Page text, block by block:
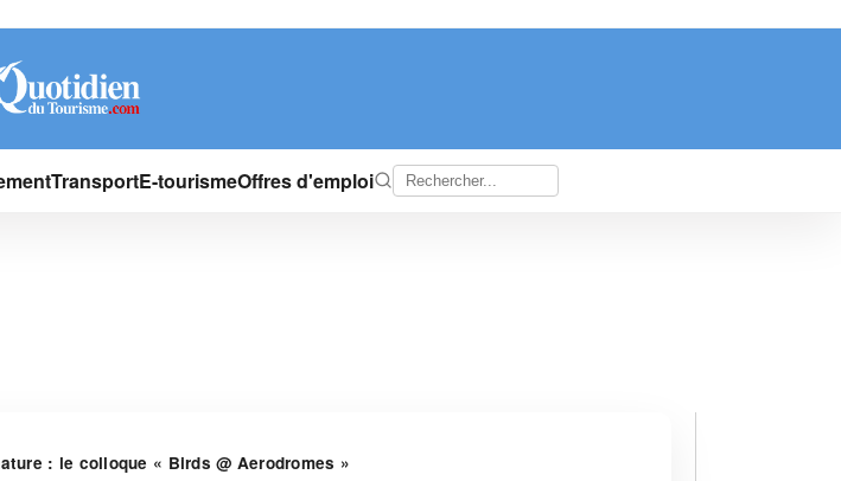
TransportE-tourismeOffres d'emploi
: le colloque « Birds @ Aerodromes »